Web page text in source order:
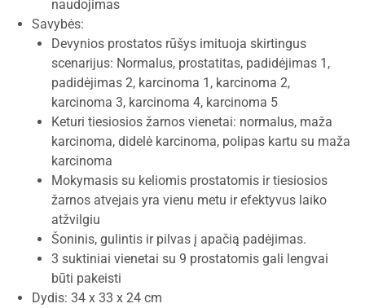
naudojimas
Savybės:
Devynios prostatos rūšys imituoja skirtingus
scenarijus: Normalus, prostatitas, padidėjimas 1,
padidėjimas 2, karcinoma 1, karcinoma 2,
karcinoma 3, karcinoma 4, karcinoma 5
Keturi tiesiosios žarnos vienetai: normalus, maža
karcinoma, didelė karcinoma, polipas kartu su maža
karcinoma
Mokymasis su keliomis prostatomis ir tiesiosios
žarnos atvejais yra vienu metu ir efektyvus laiko
atžvilgiu
Šoninis, gulintis ir pilvas į apačią padėjimas.
3 suktiniai vienetai su 9 prostatomis gali lengvai
būti pakeisti
Dydis: 34 x 33 x 24 cm